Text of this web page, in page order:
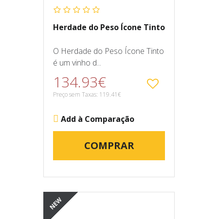
Herdade do Peso Ícone Tinto
O Herdade do Peso Ícone Tinto
é um vinho d...
134.93€
Preço sem Taxas: 119.41€
Add à Comparação
COMPRAR
NEW